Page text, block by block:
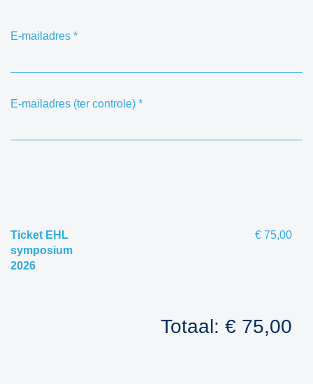
E-mailadres *
E-mailadres (ter controle) *
Ticket EHL
symposium
2026
€ 75,00
Totaal: € 75,00